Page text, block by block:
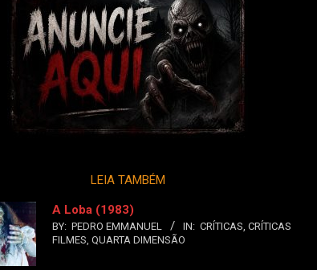
LEIA TAMBÉM
A Loba (1983)
BY: PEDRO EMMANUEL IN: CRÍTICAS, CRÍTICAS
FILMES, QUARTA DIMENSÃO